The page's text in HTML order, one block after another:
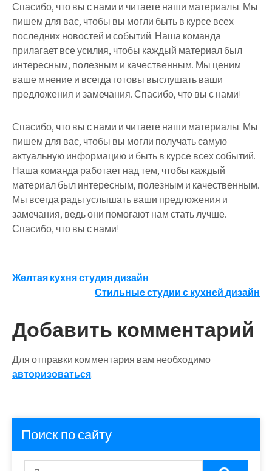
Спасибо, что вы с нами и читаете наши материалы. Мы
пишем для вас, чтобы вы могли быть в курсе всех
последних новостей и событий. Наша команда
прилагает все усилия, чтобы каждый материал был
интересным, полезным и качественным. Мы ценим
ваше мнение и всегда готовы выслушать ваши
предложения и замечания. Спасибо, что вы с нами!
Спасибо, что вы с нами и читаете наши материалы. Мы
пишем для вас, чтобы вы могли получать самую
актуальную информацию и быть в курсе всех событий.
Наша команда работает над тем, чтобы каждый
материал был интересным, полезным и качественным.
Мы всегда рады услышать ваши предложения и
замечания, ведь они помогают нам стать лучше.
Спасибо, что вы с нами!
Навигация
записям
Желтая кухня студия дизайн
Стильные студии с кухней дизайн
Добавить комментарий
Для отправки комментария вам необходимо
авторизоваться.
Поиск по сайту